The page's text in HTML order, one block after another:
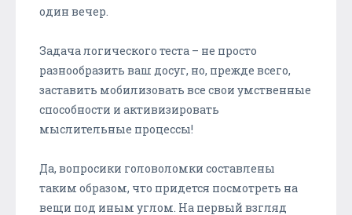
один вечер.
Задача логического теста – не просто
разнообразить ваш досуг, но, прежде всего,
заставить мобилизовать все свои умственные
способности и активизировать
мыслительные процессы!
Да, вопросики головоломки составлены
таким образом, что придется посмотреть на
вещи под иным углом. На первый взгляд